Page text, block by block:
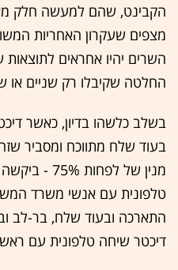
הקבינט, שהם למעשה חלק
מצפים שעקרון האחריות
השרים יהיו אחראים
החלטה שקיבלו רק שניים או
בעוד שלח מתווכח ומסביר
מנין של
התארכה ובעוד שלח, בר-לב
דיכטר שיחה טלפונית עם